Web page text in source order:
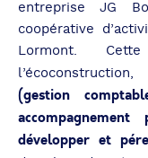
entreprise JG
coopérative
Lormont.
(gestion
accompagnement
développer et